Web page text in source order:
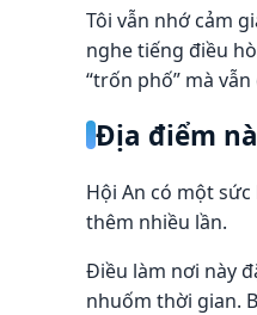
Tôi vẫn nhớ cảm
nghe tiếng điều
“trốn phố” mà
Địa điểm
Hội An có một
thêm nhiều lần.
Điều làm nơi này
nhuốm thời gian.